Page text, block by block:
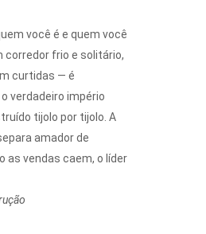
você é e quem você
corredor frio e solitário,
curtidas — é
verdadeiro império
tijolo por tijolo. A
amador de
as vendas caem, o líder